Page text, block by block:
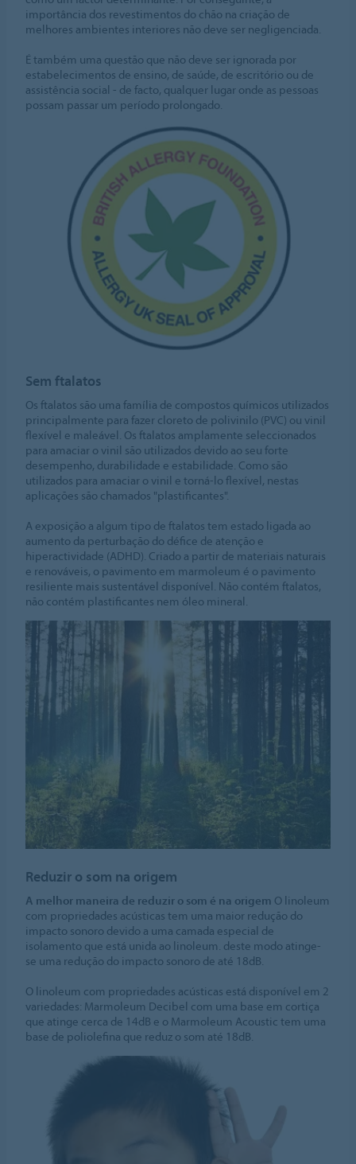
importância dos revestimentos do chão na criação de
melhores ambientes interiores não deve ser negligenciada.
É também uma questão que não deve ser ignorada por
estabelecimentos de ensino, de saúde, de escritório ou de
assistência social - de facto, qualquer lugar onde as pessoas
possam passar um período prolongado.
Sem ftalatos
Os ftalatos são uma família de compostos químicos utilizados
principalmente para fazer cloreto de polivinilo (PVC) ou vinil
flexível e maleável. Os ftalatos amplamente seleccionados
para amaciar o vinil são utilizados devido ao seu forte
desempenho, durabilidade e estabilidade. Como são
utilizados para amaciar o vinil e torná-lo flexível, nestas
aplicações são chamados "plastificantes".
A exposição a algum tipo de ftalatos tem estado ligada ao
aumento da perturbação do défice de atenção e
hiperactividade (ADHD). Criado a partir de materiais naturais
e renováveis, o pavimento em marmoleum é o pavimento
resiliente mais sustentável disponível. Não contém ftalatos,
não contém plastificantes nem óleo mineral.
Reduzir o som na origem
A melhor maneira de reduzir o som é na origem O linoleum
com propriedades acústicas tem uma maior redução do
impacto sonoro devido a uma camada especial de
isolamento que está unida ao linoleum. deste modo atinge-
se uma redução do impacto sonoro de até 18dB.
O linoleum com propriedades acústicas está disponível em 2
variedades: Marmoleum Decibel com uma base em cortiça
que atinge cerca de 14dB e o Marmoleum Acoustic tem uma
base de poliolefina que reduz o som até 18dB.